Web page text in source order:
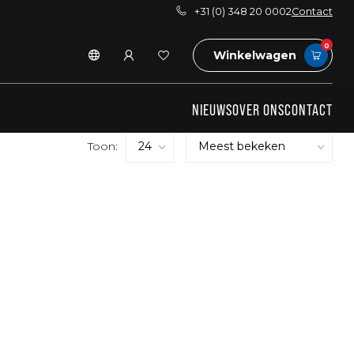
+31 (0) 348 20 0002Contact
Winkelwagen
0
NIEUWSOVER ONSCONTACT
Toon: